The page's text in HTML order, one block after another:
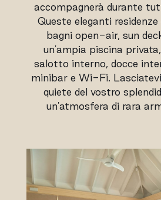
accompagnerà durante
Queste eleganti
bagni open-air, sun
un'ampia piscina
salotto interno, docce
minibar e Wi-Fi. Lasciatevi
quiete del vostro
un'atmosfera di rara